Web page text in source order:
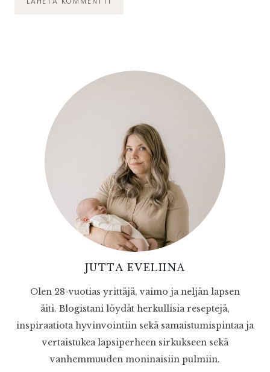
JUTTA EVELIINA
Olen 28-vuotias yrittäjä, vaimo ja neljän lapsen
äiti. Blogistani löydät herkullisia reseptejä,
inspiraatiota hyvinvointiin sekä samaistumispintaa ja
vertaistukea lapsiperheen sirkukseen sekä
vanhemmuuden moninaisiin pulmiin.